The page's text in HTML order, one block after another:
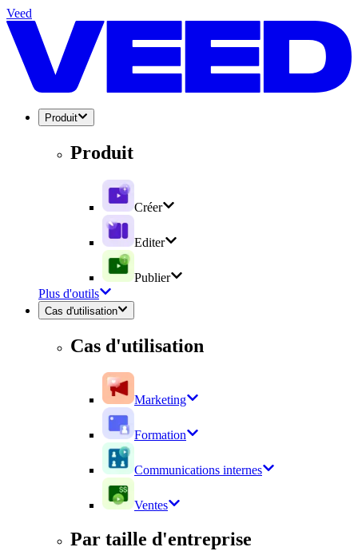
Veed
Produit
Produit
Créer
Editer
Publier
Plus d'outils
Cas d'utilisation
Cas d'utilisation
Marketing
Formation
Communications internes
Ventes
Par taille d'entreprise